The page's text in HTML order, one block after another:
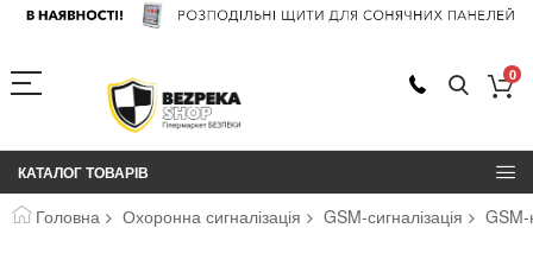
0
КАТАЛОГ ТОВАРІВ
Головна Охоронна сигналізація GSM-сигналізація GSM-